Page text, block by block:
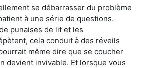
se débarrasser du problème
à une série de questions.
punaises de lit et les
cela conduit à des réveils
même dire que se coucher
devient invivable. Et lorsque vous